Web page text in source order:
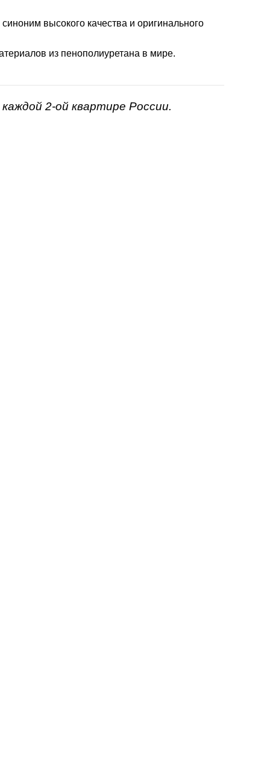
высокого качества и оригинального
из пенополиуретана в мире.
2-ой квартире России.